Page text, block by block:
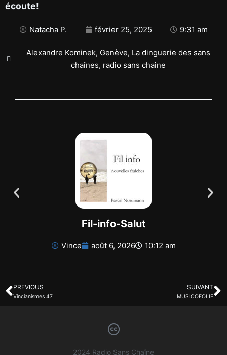
écoute!
Natacha P. février 25, 2025 9:31 am
Alexandre Kominek, Genève, La dinguerie des sans
chaînes, radio sans chaine
Fil-info-Salut
Vince août 6, 2026 10:12 am
PREVIOUS
Vincianismes 47
SUIVANT
MUSICOFOLIE
2024 Radio Sans Chaîne